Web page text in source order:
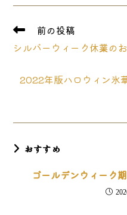
new
そ
他
記
事
む
前の投稿
シルバーウィーク休業の
2022年版ハロウィン氷
おすすめ
ゴールデンウィーク